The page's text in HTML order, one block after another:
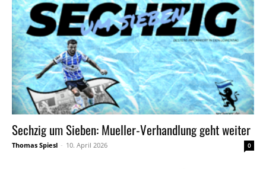
Sechzig um Sieben: Mueller-Verhandlung geht weiter
Thomas Spiesl - 10. April 2026 0